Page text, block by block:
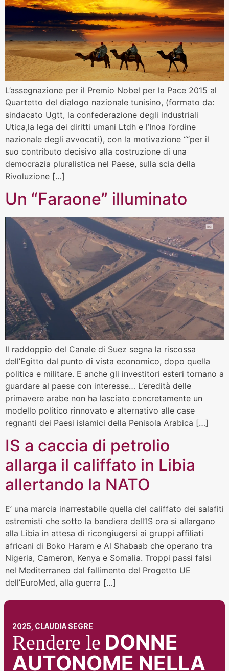
L’assegnazione per il Premio Nobel per la Pace 2015 al
Quartetto del dialogo nazionale tunisino, (formato da:
sindacato Ugtt, la confederazione degli industriali
Utica,la lega dei diritti umani Ltdh e l’Inoa l’ordine
nazionale degli avvocati), con la motivazione ““per il
suo contributo decisivo alla costruzione di una
democrazia pluralistica nel Paese, sulla scia della
Rivoluzione […]
Un “Faraone” illuminato
Il raddoppio del Canale di Suez segna la riscossa
dell’Egitto dal punto di vista economico, dopo quella
politica e militare. E anche gli investitori esteri tornano a
guardare al paese con interesse… L’eredità delle
primavere arabe non ha lasciato concretamente un
modello politico rinnovato e alternativo alle case
regnanti dei Paesi islamici della Penisola Arabica […]
IS a caccia di petrolio
allarga il califfato in Libia
allertando la NATO
E’ una marcia inarrestabile quella del califfato dei salafiti
estremisti che sotto la bandiera dell’IS ora si allargano
alla Libia in attesa di ricongiugersi ai gruppi affiliati
africani di Boko Haram e Al Shabaab che operano tra
Nigeria, Cameron, Kenya e Somalia. Troppi passi falsi
nel Mediterraneo dal fallimento del Progetto UE
dell’EuroMed, alla guerra […]
2025, CLAUDIA SEGRE
Rendere le DONNE
AUTONOME NELLA